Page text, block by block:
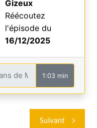
Gizeux
Réécoutez
l'épisode du
16/12/2025
1:03 min
Suivant